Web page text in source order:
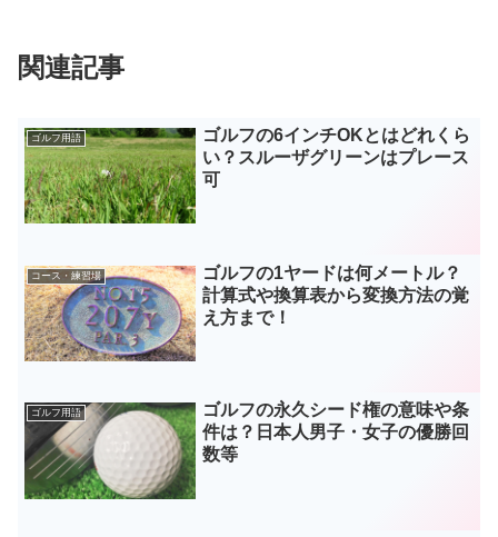
関連記事
ゴルフ用語
ゴルフの6インチOKとはどれくら
い？スルーザグリーンはプレース
可
コース・練習場
ゴルフの1ヤードは何メートル？
計算式や換算表から変換方法の覚
え方まで！
ゴルフ用語
ゴルフの永久シード権の意味や条
件は？日本人男子・女子の優勝回
数等